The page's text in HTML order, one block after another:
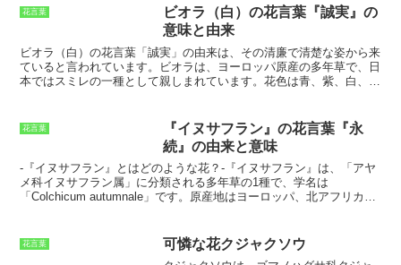
はけのよい土壌で育てるのが適しています。クマツヅラは、春から秋
にかけて花を咲かせます。花が咲き終わったら、株元から切り戻すこ
とで、次の花の開花を促すことができます。
白く小さな花を咲かせます。花は、枝先
に集まって咲きます。雪柳の花言葉は、
「愛嬌」「可憐」「清楚」です。花言葉
は、雪柳の愛らしい花姿に由来していま
す。雪柳は、庭木や生垣として人気のあ
る植物です。また、花材としても利用さ
てると、よく育ちます。また、剪定にも
強いため、樹形を整えやすいです。雪柳
は、春先に白い花を咲かせ、初夏には緑
の葉が茂り、秋には紅葉します。雪柳
は、四季折々楽しめる美しい植物です。
花言葉
ビオラ（白）の花言葉『誠実』の
意味と由来
ビオラ（白）の花言葉「誠実」の由来は、その清廉で清楚な姿から来
ていると言われています。ビオラは、ヨーロッパ原産の多年草で、日
本ではスミレの一種として親しまれています。花色は青、紫、白、黄
神話にも登場します。ギリシャ神話の愛の女神アフロディーテが、恋
人であるアドニスの死を悲しんで流した涙がビオラの花になったとい
う伝説があります。このため、ビオラは「愛」や「悲しみ」の花言葉
も持っています。日本では、ビオラは江戸時代に渡来し、観賞用とし
て栽培されるようになりました。明治時代以降には、西洋文化の影響
を受けて、花壇や寄せ植えに広く用いられるようになりました。現
花言葉
『イヌサフラン』の花言葉『永
続』の由来と意味
- 『イヌサフラン』とはどのような花？-『イヌサフラン』は、「アヤ
メ科イヌサフラン属」に分類される多年草の1種で、学名は
「Colchicum autumnale」です。原産地はヨーロッパ、北アフリカ、
紫、白、ピンク、黄などがあります。花の形は、漏斗状で、花びらの
枚数は6枚です。花の中心部には、鮮やかな黄色の雄しべがあり、そ
花言葉 可憐な花クジャクソウ